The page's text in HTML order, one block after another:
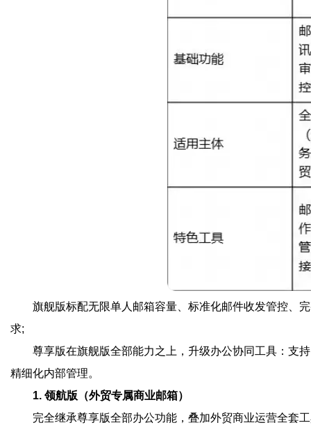
旗舰版标配无限单人邮箱容量、标准化邮件收发管控、
求;
尊享版在旗舰版全部能力之上，升级办公协同工具：支
精细化内部管理。
1. 领航版（外贸专属商业邮箱）
完全继承尊享版全部办公功能，叠加外贸商业运营全套